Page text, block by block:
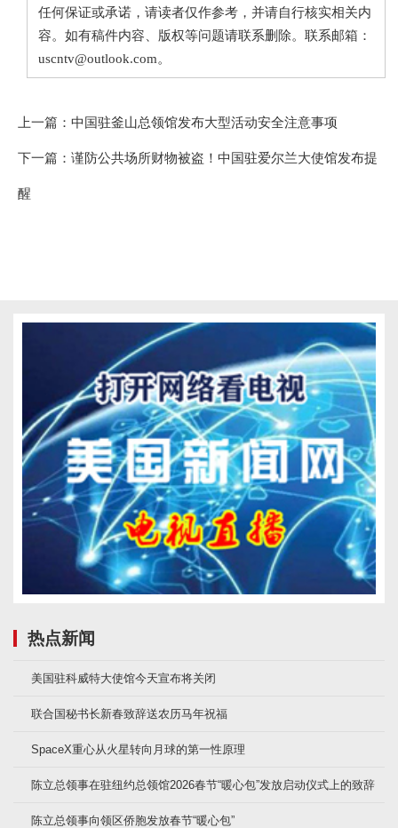
任何保证或承诺，请读者仅作参考，并请自行核实相关内
容。如有稿件内容、版权等问题请联系删除。联系邮箱：
uscntv@outlook.com。
上一篇： 中国驻釜山总领馆发布大型活动安全注意事项
下一篇： 谨防公共场所财物被盗！中国驻爱尔兰大使馆发布提
醒
热点新闻
美国驻科威特大使馆今天宣布将关闭
联合国秘书长新春致辞送农历马年祝福
SpaceX重心从火星转向月球的第一性原理
陈立总领事在驻纽约总领馆2026春节“暖心包”发放启动仪式上的致辞
陈立总领事向领区侨胞发放春节“暖心包”